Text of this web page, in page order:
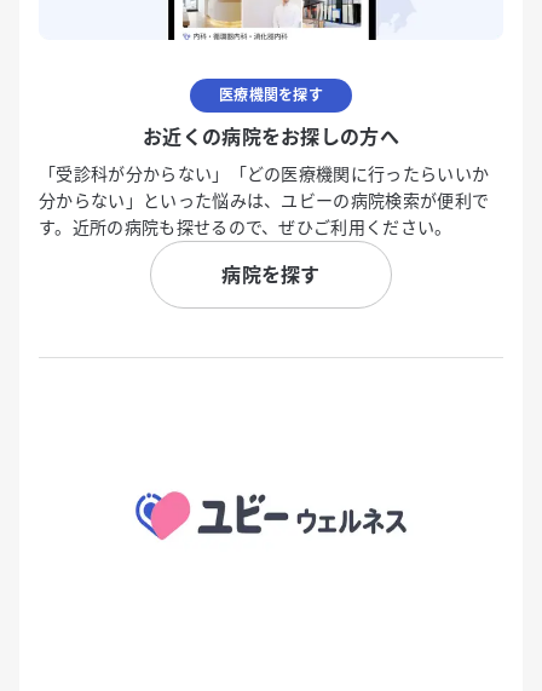
医療機関を探す
お近くの病院をお探しの方へ
「受診科が分からない」「どの医療機関に行ったらいいか
分からない」といった悩みは、ユビーの病院検索が便利で
す。近所の病院も探せるので、ぜひご利用ください。
病院を探す